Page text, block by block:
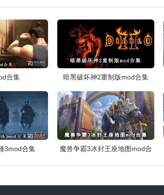
合集 暗黑破坏神2重制版mod合集
3mod合集 魔兽争霸3冰封王座地图mod合
集